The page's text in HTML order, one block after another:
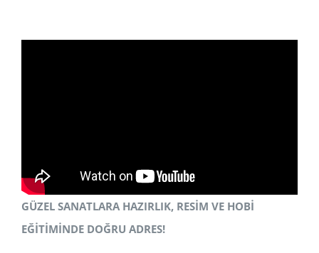
GÜZEL SANATLARA HAZIRLIK, RESİM VE HOBİ
EĞİTİMİNDE DOĞRU ADRES!